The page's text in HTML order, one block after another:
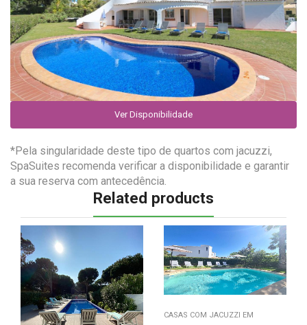
Ver Disponibilidade
*Pela singularidade deste tipo de quartos com jacuzzi,
SpaSuites recomenda verificar a disponibilidade e garantir
a sua reserva com antecedência.
Related products
CASAS COM JACUZZI EM